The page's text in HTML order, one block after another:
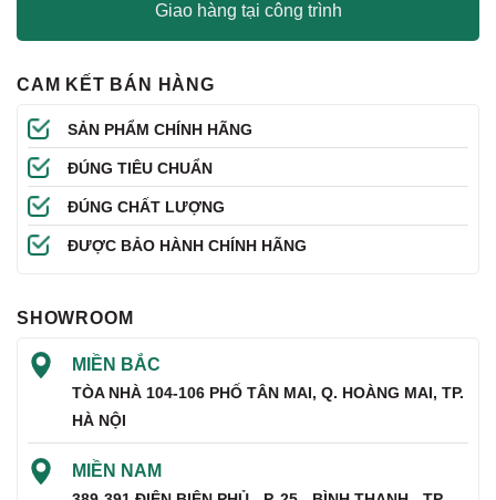
Giao hàng tại công trình
CAM KẾT BÁN HÀNG
SẢN PHẨM CHÍNH HÃNG
ĐÚNG TIÊU CHUẨN
ĐÚNG CHẤT LƯỢNG
ĐƯỢC BẢO HÀNH CHÍNH HÃNG
SHOWROOM
MIỀN BẮC
TÒA NHÀ 104-106 PHỐ TÂN MAI, Q. HOÀNG MAI, TP.
HÀ NỘI
MIỀN NAM